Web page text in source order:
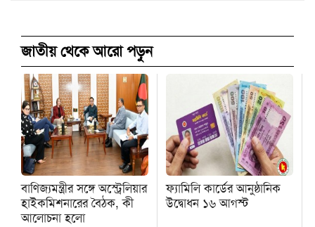
জাতীয় থেকে আরো পড়ুন
বাণিজ্যমন্ত্রীর সঙ্গে অস্ট্রেলিয়ার
হাইকমিশনারের বৈঠক, কী
আলোচনা হলো
ফ্যামিলি কার্ডের আনুষ্ঠানিক
উদ্বোধন ১৬ আগস্ট